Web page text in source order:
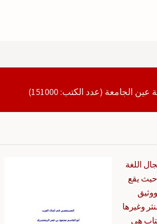
الجامعة (عدد الكتب: 151000)
اللغة
حيث يقع
وغيرها
هي